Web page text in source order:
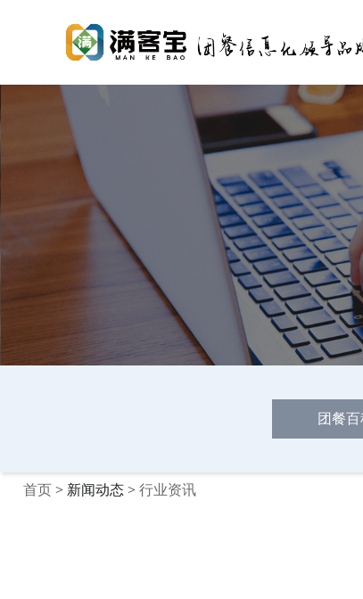
团餐
首页 > 新闻动态 > 行业资讯